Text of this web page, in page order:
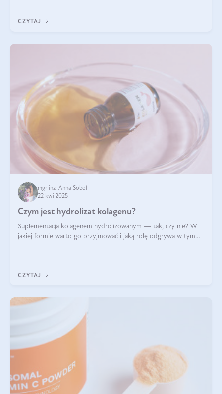
CZYTAJ
mgr inż. Anna Sobol
22 kwi 2025
Czym jest hydrolizat kolagenu?
Suplementacja kolagenem hydrolizowanym — tak, czy nie? W
jakiej formie warto go przyjmować i jaką rolę odgrywa w tym
CZYTAJ